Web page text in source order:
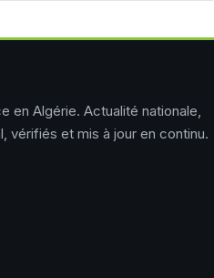
Algérie. Actualité nationale,
vérifiés et mis à jour en continu.